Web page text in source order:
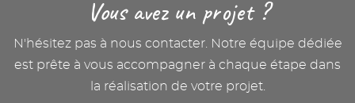
Vous avez un projet ?
N'hésitez pas à nous contacter. Notre équipe dédiée
est prête à vous accompagner à chaque étape dans
la réalisation de votre projet.